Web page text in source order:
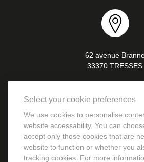
62 avenue
33370 TRESSES
Monday – Friday: 8:00
Saturday: 8:00 –
Select your cookie preferences
We use cookies to personalise
website accessability. You can
accept only those cookies that are
website to function or whether you
tracking cookies. For more